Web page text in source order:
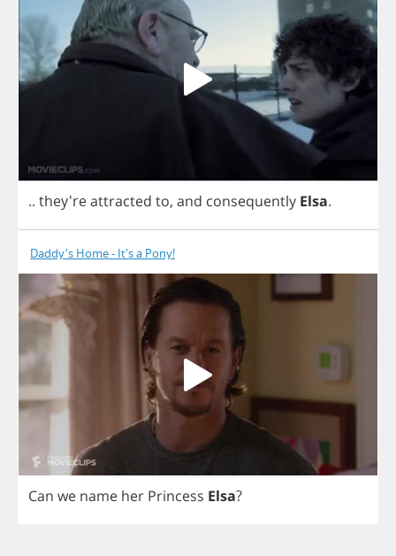
.. they'reattracted to, and consequently Elsa.
Daddy's Home - It's a Pony!
Can we name her Princess Elsa?